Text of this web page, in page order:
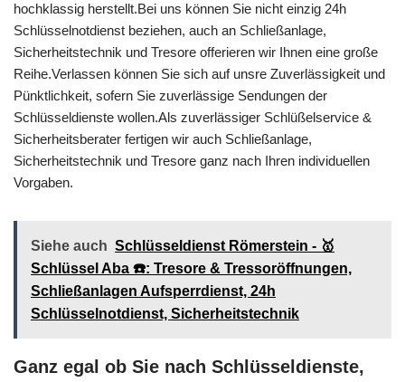
hochklassig herstellt.Bei uns können Sie nicht einzig 24h
Schlüsselnotdienst beziehen, auch an Schließanlage,
Sicherheitstechnik und Tresore offerieren wir Ihnen eine große
Reihe.Verlassen können Sie sich auf unsre Zuverlässigkeit und
Pünktlichkeit, sofern Sie zuverlässige Sendungen der
Schlüsseldienste wollen.Als zuverlässiger Schlüßelservice &
Sicherheitsberater fertigen wir auch Schließanlage,
Sicherheitstechnik und Tresore ganz nach Ihren individuellen
Vorgaben.
Siehe auch Schlüsseldienst Römerstein - 🥇
Schlüssel Aba ☎️: Tresore & Tressoröffnungen,
Schließanlagen Aufsperrdienst, 24h
Schlüsselnotdienst, Sicherheitstechnik
Ganz egal ob Sie nach Schlüsseldienste,